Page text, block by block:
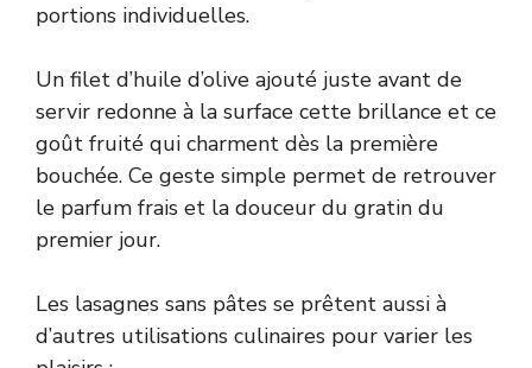
portions individuelles.
Un filet d’huile d’olive ajouté juste avant de
servir redonne à la surface cette brillance et ce
goût fruité qui charment dès la première
bouchée. Ce geste simple permet de retrouver
le parfum frais et la douceur du gratin du
premier jour.
Les lasagnes sans pâtes se prêtent aussi à
d’autres utilisations culinaires pour varier les